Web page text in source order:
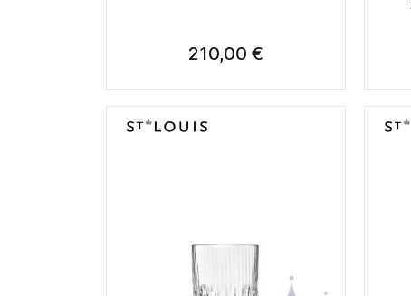
210,00 €